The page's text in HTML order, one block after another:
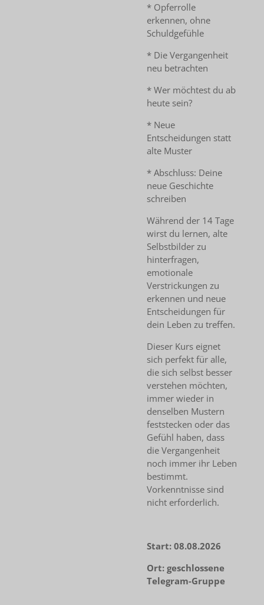
* Opferrolle
erkennen, ohne
Schuldgefühle
* Die Vergangenheit
neu betrachten
* Wer möchtest du ab
heute sein?
* Neue
Entscheidungen statt
alte Muster
* Abschluss: Deine
neue Geschichte
schreiben
Während der 14 Tage
wirst du lernen, alte
Selbstbilder zu
hinterfragen,
emotionale
Verstrickungen zu
erkennen und neue
Entscheidungen für
dein Leben zu treffen.
Dieser Kurs eignet
sich perfekt für alle,
die sich selbst besser
verstehen möchten,
immer wieder in
denselben Mustern
feststecken oder das
Gefühl haben, dass
die Vergangenheit
noch immer ihr Leben
bestimmt.
Vorkenntnisse sind
nicht erforderlich.
Start: 08.08.2026
Ort: geschlossene
Telegram-Gruppe